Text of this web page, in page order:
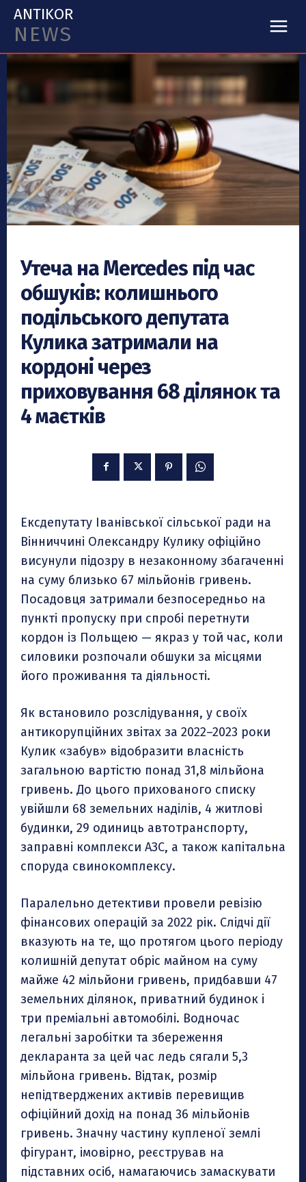
ANTIKOR
NEWS
Утеча на Mercedes під час
обшуків: колишнього
подільського депутата
Кулика затримали на
кордоні через
приховування 68 ділянок та
4 маєтків
Ексдепутату Іванівської сільської ради на
Вінниччині Олександру Кулику офіційно
висунули підозру в незаконному збагаченні
на суму близько 67 мільйонів гривень.
Посадовця затримали безпосередньо на
пункті пропуску при спробі перетнути
кордон із Польщею — якраз у той час, коли
силовики розпочали обшуки за місцями
його проживання та діяльності.
Як встановило розслідування, у своїх
антикорупційних звітах за 2022–2023 роки
Кулик «забув» відобразити власність
загальною вартістю понад 31,8 мільйона
гривень. До цього прихованого списку
увійшли 68 земельних наділів, 4 житлові
будинки, 29 одиниць автотранспорту,
заправні комплекси АЗС, а також капітальна
споруда свинокомплексу.
Паралельно детективи провели ревізію
фінансових операцій за 2022 рік. Слідчі дії
вказують на те, що протягом цього періоду
колишній депутат обріс майном на суму
майже 42 мільйони гривень, придбавши 47
земельних ділянок, приватний будинок і
три преміальні автомобілі. Водночас
легальні заробітки та збереження
декларанта за цей час ледь сягали 5,3
мільйона гривень. Відтак, розмір
непідтверджених активів перевищив
офіційний дохід на понад 36 мільйонів
гривень. Значну частину купленої землі
фігурант, імовірно, реєстрував на
підставних осіб, намагаючись замаскувати